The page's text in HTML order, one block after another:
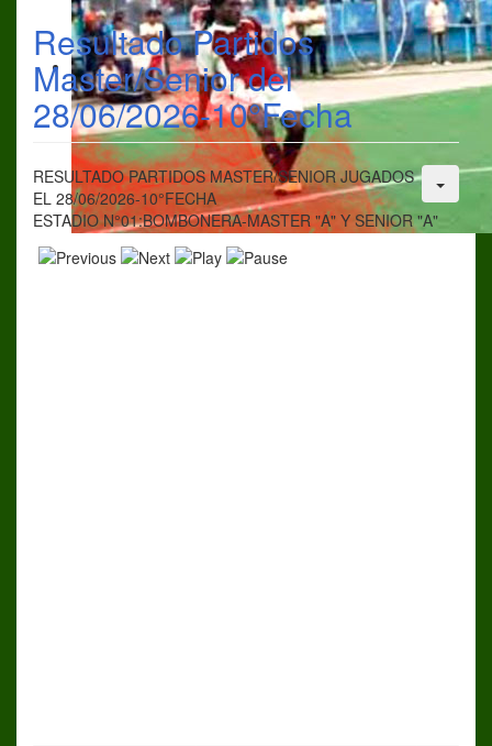
Resultado Partidos
Master/Senior del
28/06/2026-10°Fecha
RESULTADO PARTIDOS MASTER/SENIOR JUGADOS
EL 28/06/2026-10°FECHA
ESTADIO N°01:BOMBONERA-MASTER "A" Y SENIOR "A"